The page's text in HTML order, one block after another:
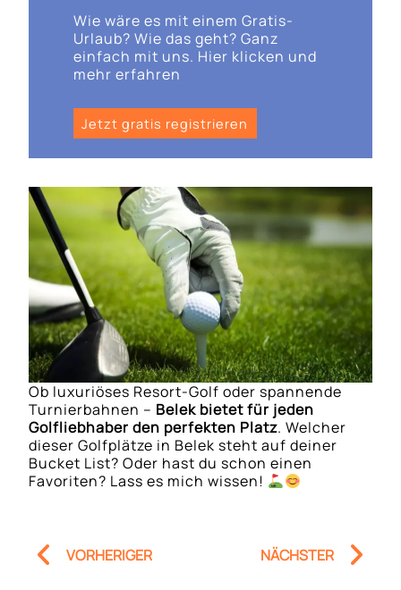
Wie wäre es mit einem Gratis-
Urlaub? Wie das geht? Ganz
einfach mit uns. Hier klicken und
mehr erfahren
Jetzt gratis registrieren
Ob luxuriöses Resort-Golf oder spannende
Turnierbahnen – Belek bietet für jeden
Golfliebhaber den perfekten Platz. Welcher
dieser Golfplätze in Belek steht auf deiner
Bucket List? Oder hast du schon einen
Favoriten? Lass es mich wissen!
Prev
VORHERIGER NÄCHSTER